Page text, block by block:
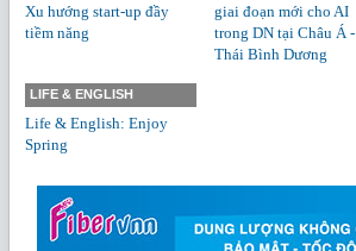
Xu hướng start-up đầy
tiềm năng
giai đoạn mới cho AI
trong DN tại Châu Á -
Thái Bình Dương
LIFE & ENGLISH
Life & English: Enjoy
Spring